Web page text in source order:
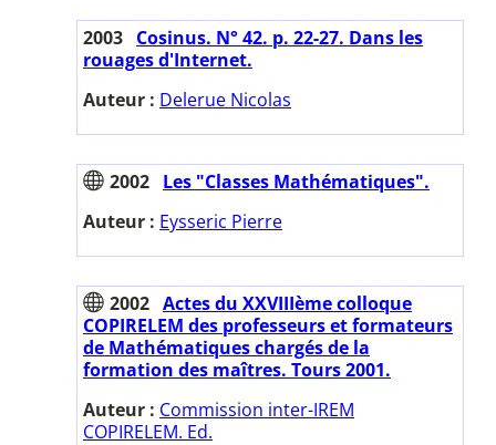
2003 Cosinus. N° 42. p. 22-27. Dans les
rouages d'Internet.
Auteur : Delerue Nicolas
2002 Les "Classes Mathématiques".
Auteur : Eysseric Pierre
2002 Actes du XXVIIIème colloque
COPIRELEM des professeurs et formateurs
de Mathématiques chargés de la
formation des maîtres. Tours 2001.
Auteur : Commission inter-IREM
COPIRELEM. Ed.